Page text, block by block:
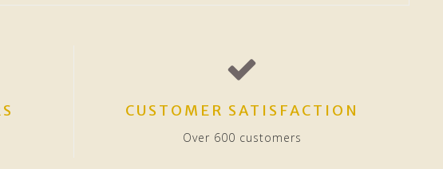
CUSTOMER SATISFACTION
Over 600 customers